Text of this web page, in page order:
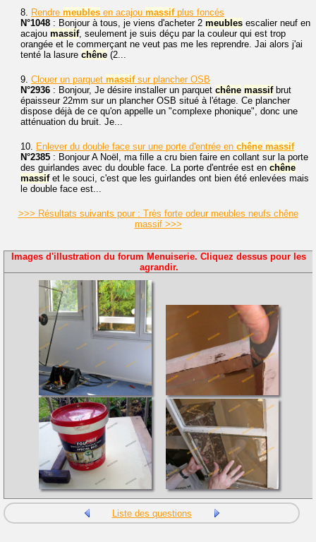
8. Rendre meubles en acajou massifplus foncés
N°1048 : Bonjour à tous, je viens d'acheter 2 meubles escalier neuf en
acajou massif, seulement je suis déçu par la couleur qui est trop
orangée et le commerçant ne veut pas me les reprendre. Jai alors j'ai
tenté la lasure chêne (2...
9. Clouer un parquet massifsur plancher OSB
N°2936 : Bonjour, Je désire installer un parquet chêne massifbrut
épaisseur 22mm sur un plancher OSB situé à l'étage. Ce plancher
dispose déjà de ce qu'on appelle un "complexe phonique", donc une
atténuation du bruit. Je...
10. Enlever du double face sur une porte d'entrée en chêne massif
N°2385 : Bonjour A Noël, ma fille a cru bien faire en collant sur la porte
des guirlandes avec du double face. La porte d'entrée est en chêne
massifet le souci, c'est que les guirlandes ont bien été enlevées mais
le double face est...
>>> Résultats suivants pour : Très forte odeur meubles neufs chêne
massif >>>
Images d'illustration du forum Menuiserie. Cliquez dessus pour les
agrandir.
Liste des questions